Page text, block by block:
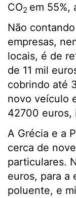
CO2 em 55%,
Não
empresas,
locais, é de
de 11 mil
cobrindo até
novo veículo
42700 euros,
A Grécia e a
cerca de
particulares.
euros, para a
poluente, e